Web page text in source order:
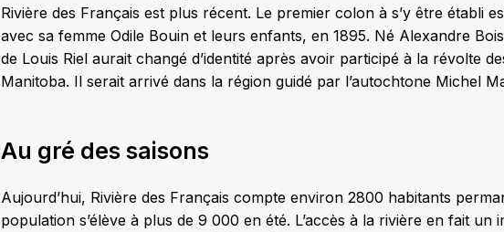
Rivière des Français est plus récent. Le premier colon à s’y être établi
avec sa femme Odile Bouin et leurs enfants, en 1895. Né Alexandre
de Louis Riel aurait changé d’identité après avoir participé à la révolte
Manitoba. Il serait arrivé dans la région guidé par l’autochtone Michel
Au gré des saisons
Aujourd’hui, Rivière des Français compte environ 2800 habitants
population s’élève à plus de 9 000 en été. L’accès à la rivière en fait un